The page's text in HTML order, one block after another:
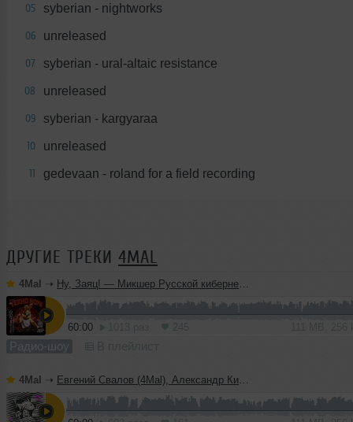
05 syberian - nightworks
06 unreleased
07 syberian - ural-altaic resistance
08 unreleased
09 syberian - kargyaraa
10 unreleased
11 gedevaan - roland for a field recording
ДРУГИЕ ТРЕКИ 4MAL
4Mal ➝ Ну, Заяц! — Микшер Русской кибернетики 460 с Евгением Сваловым (4Mal) и Александром Киреевым (22.07.2026)
60:00
Радио-шоу
4Mal ➝ Евгений Свалов (4Mal), Александр Киреев — Русская кибернетика 725 (22.07.2026)